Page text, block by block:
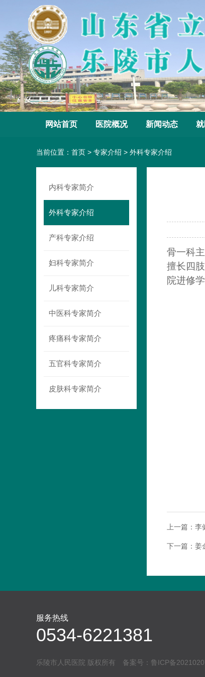
网站首页 医院概况 新闻动态
当前位置： 首页 > 专家介绍 > 外科专家介绍
内科专家简介
外科专家介绍
产科专家介绍
妇科专家简介
儿科专家简介
中医科专家简介
疼痛科专家简介
五官科专家简介
皮肤科专家简介
骨一科
擅长四
院进修
上一篇： 李
下一篇： 姜
服务热线
0534-6221381
乐陵市人民医院 版权所有 备案号： 鲁ICP备